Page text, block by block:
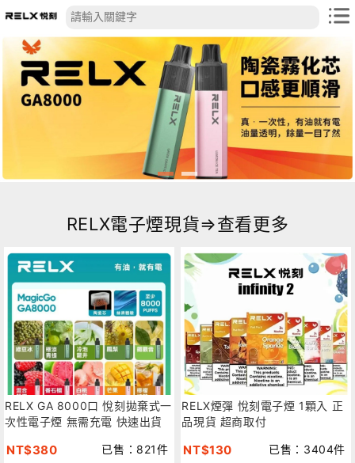
RELX電子煙現貨⇒查看更多
RELX GA 8000口 悅刻拋棄式一
次性電子煙 無需充電 快速出貨
NT$380 已售：821件
RELX煙彈 悅刻電子煙 1顆入 正
品現貨 超商取付
NT$130 已售：3404件